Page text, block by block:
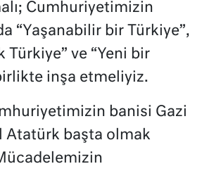
Cumhuriyetimizin
“Yaşanabilir bir Türkiye”,
Türkiye” ve “Yeni bir
inşa etmeliyiz.
banisi Gazi
Atatürk başta olmak